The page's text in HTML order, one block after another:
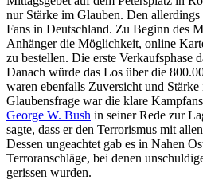
nur Stärke im Glauben. Den
Fans in Deutschland. Zu Beginn des
Anhänger die Möglichkeit, online
zu bestellen. Die erste Verkaufsphase
Danach würde das Los über die
waren ebenfalls Zuversicht und
Glaubensfrage war die klare
George W. Bush in seiner Rede zur
sagte, dass er den Terrorismus mit
Dessen ungeachtet gab es in Nahen
Terroranschläge, bei denen
gerissen wurden.